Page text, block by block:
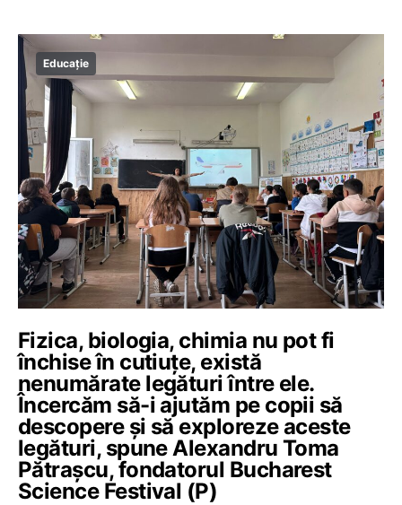
Educație
Fizica, biologia, chimia nu pot fi
închise în cutiuțe, există
nenumărate legături între ele.
Încercăm să-i ajutăm pe copii să
descopere și să exploreze aceste
legături, spune Alexandru Toma
Pătrașcu, fondatorul Bucharest
Science Festival (P)